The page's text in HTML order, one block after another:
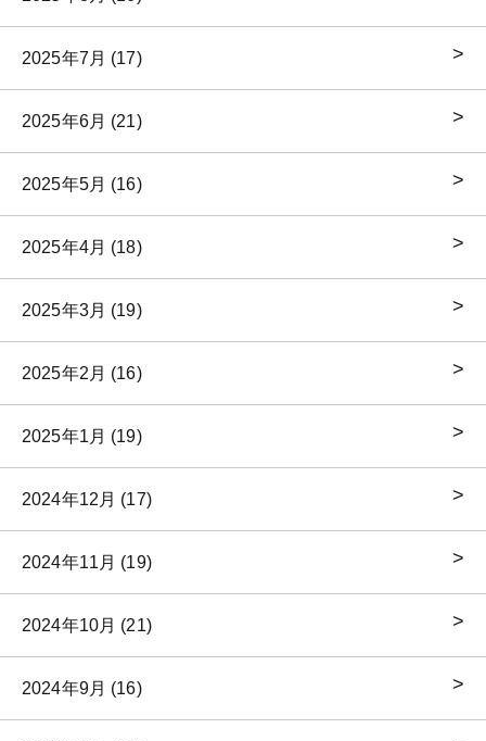
2025年7月 (17)
2025年6月 (21)
2025年5月 (16)
2025年4月 (18)
2025年3月 (19)
2025年2月 (16)
2025年1月 (19)
2024年12月 (17)
2024年11月 (19)
2024年10月 (21)
2024年9月 (16)